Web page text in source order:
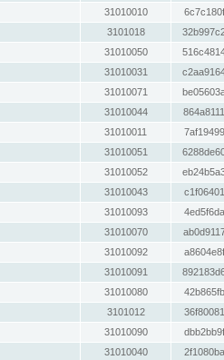
31010010
3101018
31010050
31010031
31010071
31010044
31010011
31010051
31010052
31010043
31010093
31010070
31010092
31010091
31010080
3101012
31010090
31010040